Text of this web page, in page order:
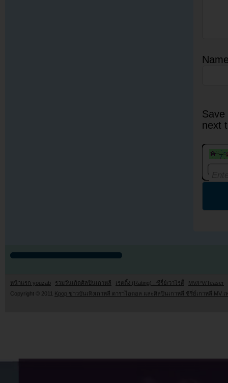
next
หน้าแรก youzab รวมวันเกิดศิลปินเกาหลี เรตติ้ง (Rating) : ซีรี่ย์/วาไรตี้
MV/PV/Teaser
Copyright © 2011 Kpop ข่าวบันเทิงเกาหลี ดาราไอดอล และศิลปินเกาหลี ซีรี่ย์เกาหลี MV